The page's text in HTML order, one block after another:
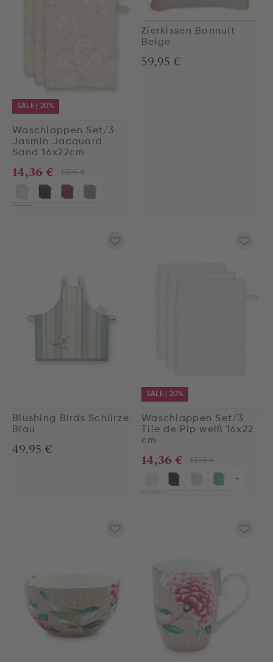
SALE | 20%
Waschlappen Set/3
Jasmin Jacquard
Sand 16x22cm
17,95 €
14,36 €
Zierkissen Bonnuit
Beige
59,95 €
Blushing Birds Schürze
Blau
49,95 €
SALE | 20%
Waschlappen Set/3
Tile de Pip weiß 16x22
cm
17,95 €
14,36 €
+